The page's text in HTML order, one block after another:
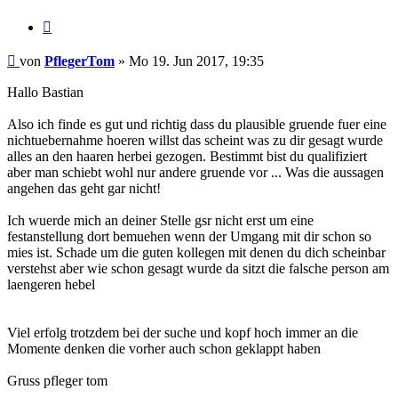
Beitrag
von PflegerTom » Mo 19. Jun 2017, 19:35
Hallo Bastian
Also ich finde es gut und richtig dass du plausible gruende fuer eine
nichtuebernahme hoeren willst das scheint was zu dir gesagt wurde
alles an den haaren herbei gezogen. Bestimmt bist du qualifiziert
aber man schiebt wohl nur andere gruende vor ... Was die aussagen
angehen das geht gar nicht!
Ich wuerde mich an deiner Stelle gsr nicht erst um eine
festanstellung dort bemuehen wenn der Umgang mit dir schon so
mies ist. Schade um die guten kollegen mit denen du dich scheinbar
verstehst aber wie schon gesagt wurde da sitzt die falsche person am
laengeren hebel
Viel erfolg trotzdem bei der suche und kopf hoch immer an die
Momente denken die vorher auch schon geklappt haben
Gruss pfleger tom